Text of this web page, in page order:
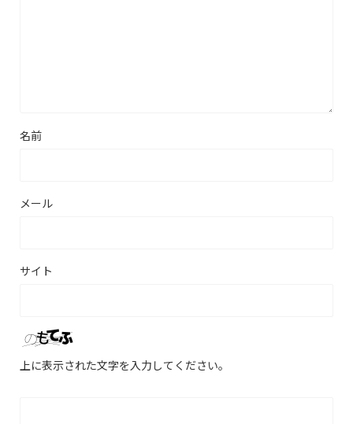
名前
メール
サイト
上に表示された文字を入力してください。